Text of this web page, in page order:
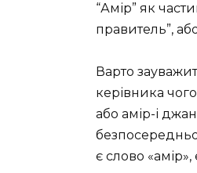
“Амір” як
правитель”,
Варто
керівника
або амір-і
є слово